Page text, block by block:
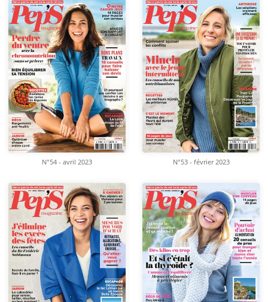
N°54 - avril 2023 N°53 - février 2023